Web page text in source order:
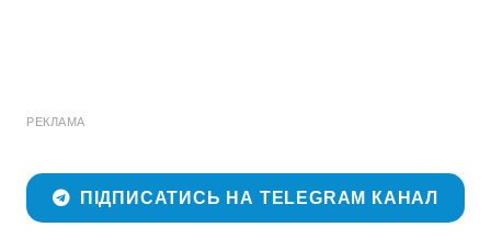
РЕКЛАМА
ПІДПИСАТИСЬ НА TELEGRAM КАНАЛ